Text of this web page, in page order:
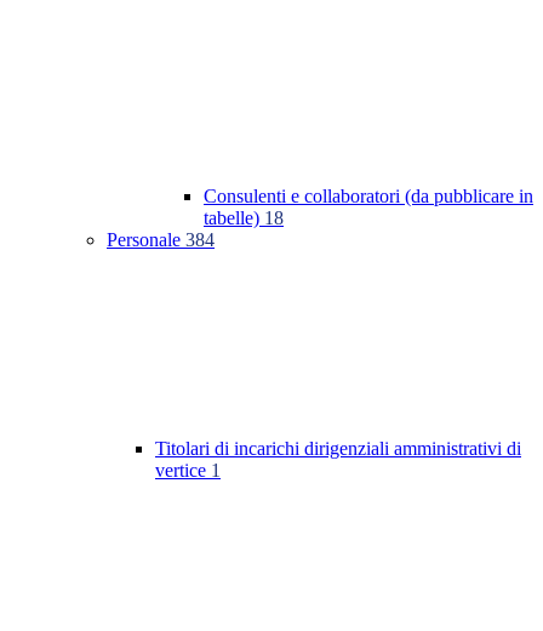
Consulenti e collaboratori (da pubblicare in
tabelle) 18
Personale 384
Titolari di incarichi dirigenziali amministrativi di
vertice 1